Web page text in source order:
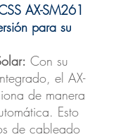
AX-SM261
para su
Con su
el AX-
de manera
Esto
de cableado